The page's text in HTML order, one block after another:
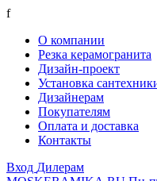
f
О компании
Резка керамогранита
Дизайн-проект
Установка
Дизайнерам
Покупателям
Оплата и доставка
Контакты
Вход Дилерам